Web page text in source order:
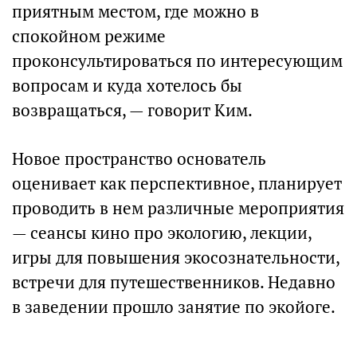
приятным местом, где можно в
спокойном режиме
проконсультироваться по интересующим
вопросам и куда хотелось бы
возвращаться, — говорит Ким.
Новое пространство основатель
оценивает как перспективное, планирует
проводить в нем различные мероприятия
— сеансы кино про экологию, лекции,
игры для повышения экосознательности,
встречи для путешественников. Недавно
в заведении прошло занятие по экойоге.